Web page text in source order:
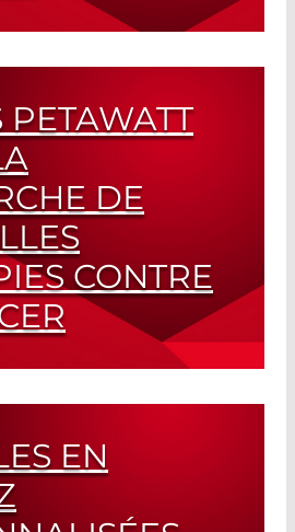
Interne de Près de
PETAWATT
DE
CONTRE
Haute Tenue au Flux
EN